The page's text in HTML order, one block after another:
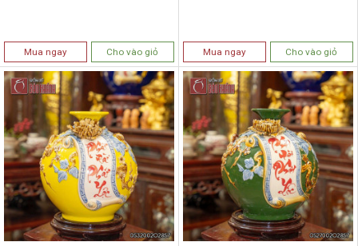
Mua ngay Cho vào giỏ Mua ngay Cho vào giỏ